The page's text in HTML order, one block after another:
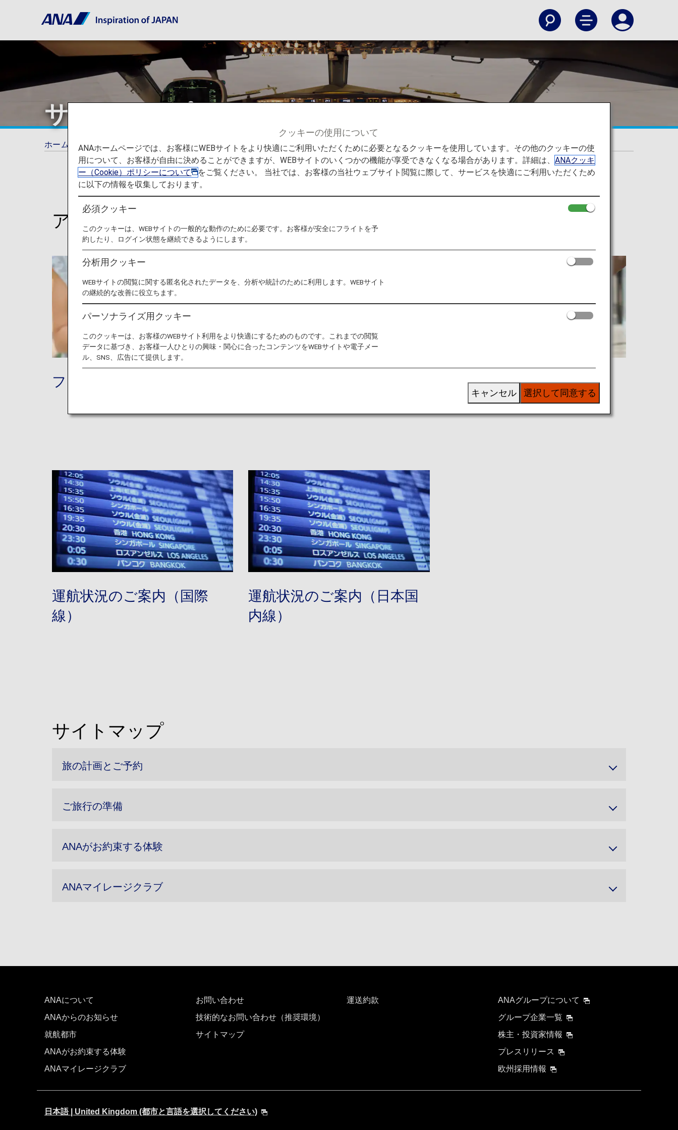
サイトマップ
ホーム サイトマップ
アクション
フライト予約 My Booking（予約確認）
運航状況のご案内（国際
線）
運航状況のご案内（日本国
内線）
サイトマップ
旅の計画とご予約
ご旅行の準備
ANAがお約束する体験
ANAマイレージクラブ
ANAについて
ANAからのお知らせ
就航都市
ANAがお約束する体験
ANAマイレージクラブ
お問い合わせ
技術的なお問い合わせ（推奨環境）
サイトマップ
運送約款
ANAグループについて
グループ企業一覧
株主・投資家情報
プレスリリース
欧州採用情報
日本語 | United Kingdom (都市と言語を選択してください)
クッキーの使用について
ANAホームページでは、お客様にWEBサイトをより快適にご利用いただくために必要となるクッキーを使用しています。その他のクッキーの使
用について、お客様が自由に決めることができますが、WEBサイトのいくつかの機能が享受できなくなる場合があります。詳細は、ANAクッキ
ー（Cookie）ポリシーについて
をご覧ください。 当社では、お客様の当社ウェブサイト閲覧に際して、サービスを快適にご利用いただくため
に以下の情報を収集しております。
必須クッキー
このクッキーは、WEBサイトの一般的な動作のために必要です。お客様が安全にフライトを予
約したり、ログイン状態を継続できるようにします。
分析用クッキー
WEBサイトの閲覧に関する匿名化されたデータを、分析や統計のために利用します。WEBサイト
の継続的な改善に役立ちます。
パーソナライズ用クッキー
このクッキーは、お客様のWEBサイト利用をより快適にするためのものです。これまでの閲覧
データに基づき、お客様一人ひとりの興味・関心に合ったコンテンツをWEBサイトや電子メー
ル、SNS、広告にて提供します。
選択して同意する
キャンセル